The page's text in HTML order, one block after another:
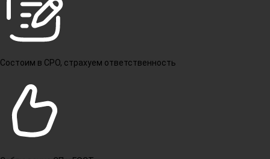
Состоим в СРО, страхуем ответственность